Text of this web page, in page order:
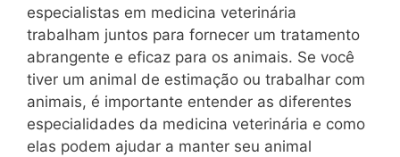
especialistas em medicina veterinária
trabalham juntos para fornecer um tratamento
abrangente e eficaz para os animais. Se você
tiver um animal de estimação ou trabalhar com
animais, é importante entender as diferentes
especialidades da medicina veterinária e como
elas podem ajudar a manter seu animal